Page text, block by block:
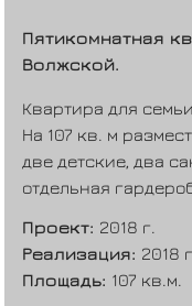
Пятикомнатная
Волжской.
Квартира для
На 107 кв. м
две детские, два
отдельная
Проект: 2018 г.
Реализация: 2018 г.
Площадь: 107 кв.м.